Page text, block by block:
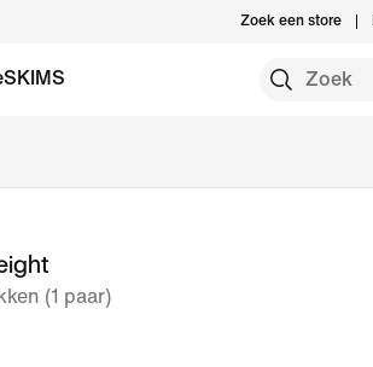
Zoek een store
(1 paar)